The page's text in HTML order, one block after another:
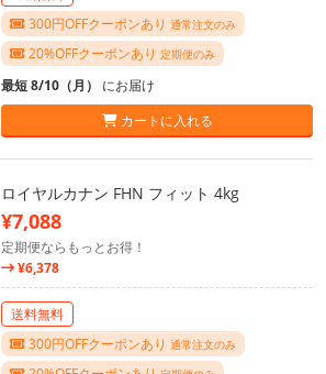
300円OFFクーポンあり 通常注文のみ
20%OFFクーポンあり 定期便のみ
最短 8/10（月） にお届け
カートに入れる
ロイヤルカナン FHN フィット 4kg
¥7,088
定期便ならもっとお得！
¥6,378
送料無料
300円OFFクーポンあり 通常注文のみ